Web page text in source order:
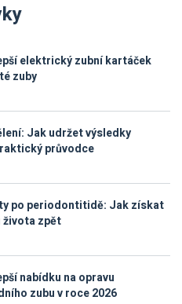
elektrický zubní kartáček
zuby
Jak udržet výsledky
průvodce
po periodontitidě: Jak získat
života zpět
nabídku na opravu
zubu v roce 2026